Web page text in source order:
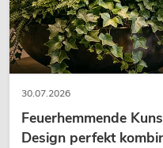
30.07.2026
Feuerhemmende
Design perfekt